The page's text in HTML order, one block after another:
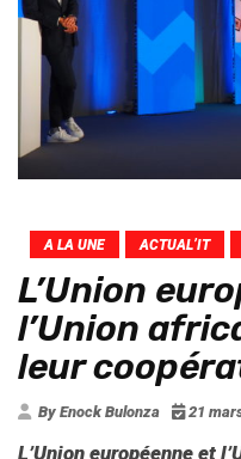
A LA UNE ACTUAL’IT
L’Union
l’Union
leur
By Enock Bulonza 21
L’Union européenne et